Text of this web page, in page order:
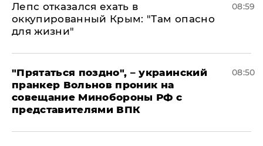
Лепс отказался ехать в
оккупированный Крым: "Там опасно
для жизни"
08:59
"Прятаться поздно", – украинский
пранкер Вольнов проник на
совещание Минобороны РФ с
представителями ВПК
08:50